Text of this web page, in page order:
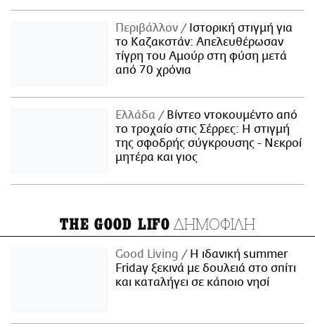
Περιβάλλον
Ιστορική στιγμή για
το Καζακστάν: Απελευθέρωσαν
τίγρη του Αμούρ στη φύση μετά
από 70 χρόνια
Ελλάδα
Βίντεο ντοκουμέντο από
το τροχαίο στις Σέρρες: Η στιγμή
της σφοδρής σύγκρουσης - Νεκροί
μητέρα και γιος
THE GOOD LIFO ΔΗΜΟΦΙΛΗ
Good Living
Η ιδανική summer
Friday ξεκινά με δουλειά στο σπίτι
και καταλήγει σε κάποιο νησί